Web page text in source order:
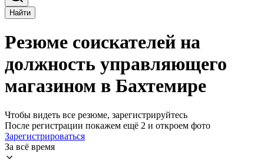
Найти
Резюме соискателей на
должность управляющего
магазином в Бахтемире
Чтобы видеть все резюме, зарегистрируйтесь
После регистрации покажем ещё 2 и откроем фото
Зарегистрироваться
За всё время